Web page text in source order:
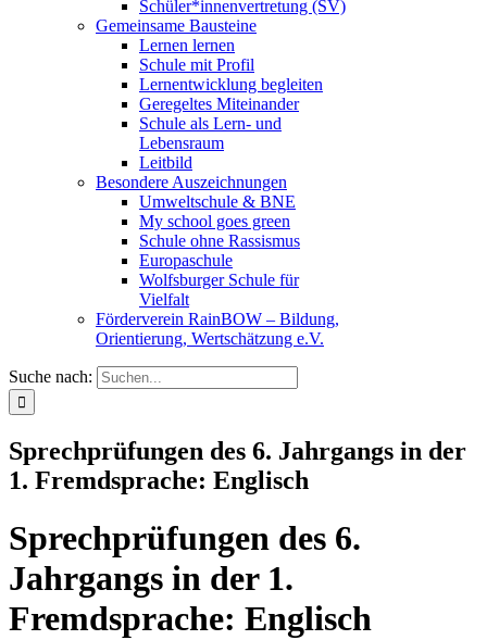
Schüler*innenvertretung (SV)
Gemeinsame Bausteine
Lernen lernen
Schule mit Profil
Lernentwicklung begleiten
Geregeltes Miteinander
Schule als Lern- und
Lebensraum
Leitbild
Besondere Auszeichnungen
Umweltschule & BNE
My school goes green
Schule ohne Rassismus
Europaschule
Wolfsburger Schule für
Vielfalt
Förderverein RainBOW – Bildung,
Orientierung, Wertschätzung e.V.
Suche nach:
Sprechprüfungen des 6. Jahrgangs in der
1. Fremdsprache: Englisch
Sprechprüfungen des 6.
Jahrgangs in der 1.
Fremdsprache: Englisch